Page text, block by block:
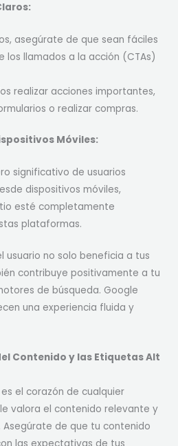
asegúrate de que sean fáciles
los llamados a la acción (CTAs)
realizar acciones importantes,
o realizar compras.
Móviles:
significativo de usuarios
dispositivos móviles,
esté completamente
plataformas.
usuario no solo beneficia a tus
contribuye positivamente a tu
de búsqueda. Google
una experiencia fluida y
Contenido y las Etiquetas Alt
el corazón de cualquier
valora el contenido relevante y
Asegúrate de que tu contenido